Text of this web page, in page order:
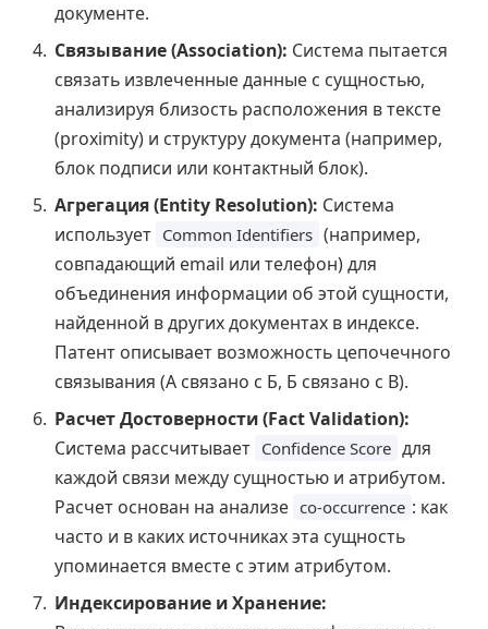
документе.
Связывание (Association): Система пытается
связать извлеченные данные с сущностью,
анализируя близость расположения в тексте
(proximity) и структуру документа (например,
блок подписи или контактный блок).
Агрегация (Entity Resolution): Система
использует Common Identifiers (например,
совпадающий email или телефон) для
объединения информации об этой сущности,
найденной в других документах в индексе.
Патент описывает возможность цепочечного
связывания (А связано с Б, Б связано с В).
Расчет Достоверности (Fact Validation):
Система рассчитывает Confidence Score для
каждой связи между сущностью и атрибутом.
Расчет основан на анализе co-occurrence : как
часто и в каких источниках эта сущность
упоминается вместе с этим атрибутом.
Индексирование и Хранение: